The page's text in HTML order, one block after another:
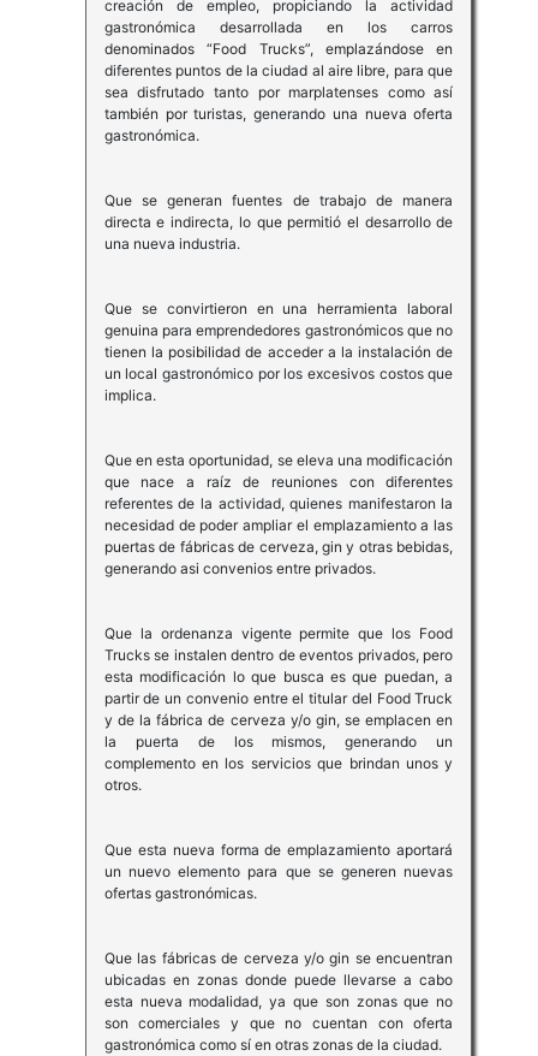
creación de empleo, propiciando la actividad
gastronómica desarrollada en los carros
denominados “Food Trucks”, emplazándose en
diferentes puntos de la ciudad al aire libre, para que
sea disfrutado tanto por marplatenses como así
también por turistas, generando una nueva oferta
gastronómica.
Que se generan fuentes de trabajo de manera
directa e indirecta, lo que permitió el desarrollo de
una nueva industria.
Que se convirtieron en una herramienta laboral
genuina para emprendedores gastronómicos que no
tienen la posibilidad de acceder a la instalación de
un local gastronómico por los excesivos costos que
implica.
Que en esta oportunidad, se eleva una modificación
que nace a raíz de reuniones con diferentes
referentes de la actividad, quienes manifestaron la
necesidad de poder ampliar el emplazamiento a las
puertas de fábricas de cerveza, gin y otras bebidas,
generando asi convenios entre privados.
Que la ordenanza vigente permite que los Food
Trucks se instalen dentro de eventos privados, pero
esta modificación lo que busca es que puedan, a
partir de un convenio entre el titular del Food Truck
y de la fábrica de cerveza y/o gin, se emplacen en
la puerta de los mismos, generando un
complemento en los servicios que brindan unos y
otros.
Que esta nueva forma de emplazamiento aportará
un nuevo elemento para que se generen nuevas
ofertas gastronómicas.
Que las fábricas de cerveza y/o gin se encuentran
ubicadas en zonas donde puede llevarse a cabo
esta nueva modalidad, ya que son zonas que no
son comerciales y que no cuentan con oferta
gastronómica como sí en otras zonas de la ciudad.